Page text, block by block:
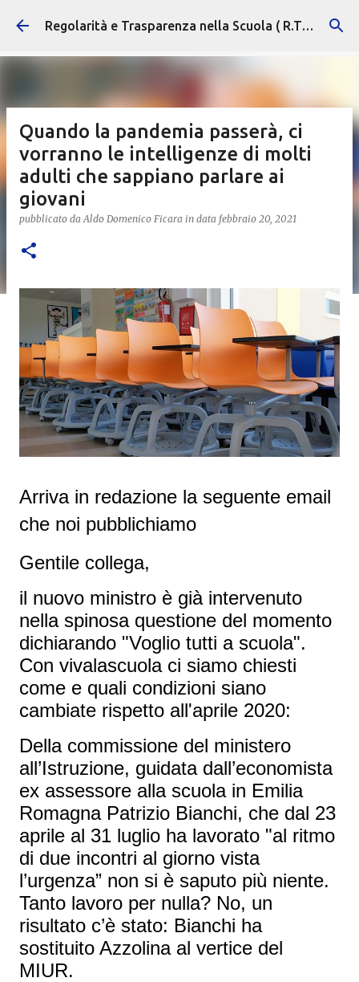
Passa ai contenuti principali Regolarità e Trasparenza nella Scuola ( R.T.S. )
Quando la pandemia passerà, ci
vorranno le intelligenze di molti
adulti che sappiano parlare ai
giovani
pubblicato daAldo Domenico Ficara in data febbraio 20, 2021
Arriva in redazione la seguente email
che noi pubblichiamo
Gentile collega,
il nuovo ministro è già intervenuto
nella spinosa questione del momento
dichiarando "Voglio tutti a scuola".
Con vivalascuola ci siamo chiesti
come e quali condizioni siano
cambiate rispetto all'aprile 2020:
Della commissione del ministero
all’Istruzione, guidata dall’economista
ex assessore alla scuola in Emilia
Romagna Patrizio Bianchi, che dal 23
aprile al 31 luglio ha lavorato "al ritmo
di due incontri al giorno vista
l’urgenza” non si è saputo più niente.
Tanto lavoro per nulla? No, un
risultato c’è stato: Bianchi ha
sostituito Azzolina al vertice del
MIUR.